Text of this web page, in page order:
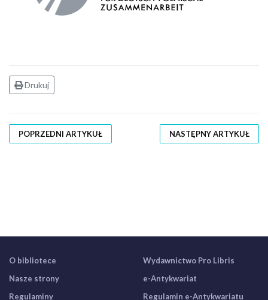
Drukuj
POPRZEDNI ARTYKUŁ NASTĘPNY ARTYKUŁ
O bibliotece
Nasze strony
Regulaminy
Wydawnictwo Pro Libris
e-Antykwariat
Regulamin e-Antykwariatu